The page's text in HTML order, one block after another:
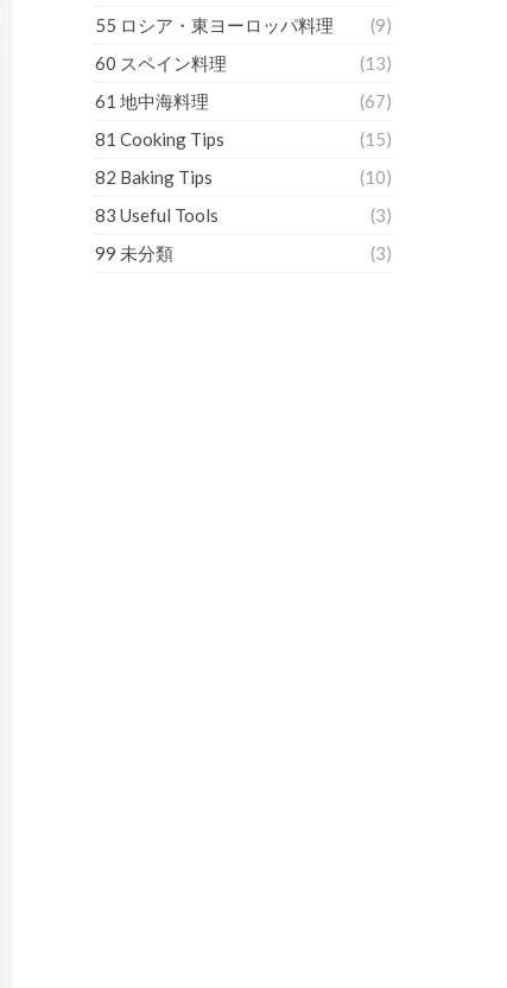
55 ロシア・東ヨーロッパ料理
(9)
60 スペイン料理
(13)
61 地中海料理
(67)
81 Cooking Tips
(15)
82 Baking Tips
(10)
83 Useful Tools
(3)
99 未分類
(3)